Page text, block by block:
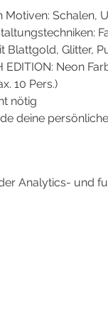
Schalen,
Blattgold, Glitter,
EDITION: Neon
10 Pers.)
nötig
deine
Analytics- und